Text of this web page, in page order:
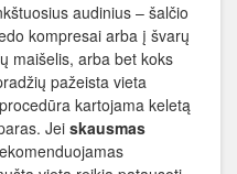
audinius – šalčio
kompresai arba į švarų
maišelis, arba bet koks
pažeista vieta
kartojama keletą
Jei skausmas